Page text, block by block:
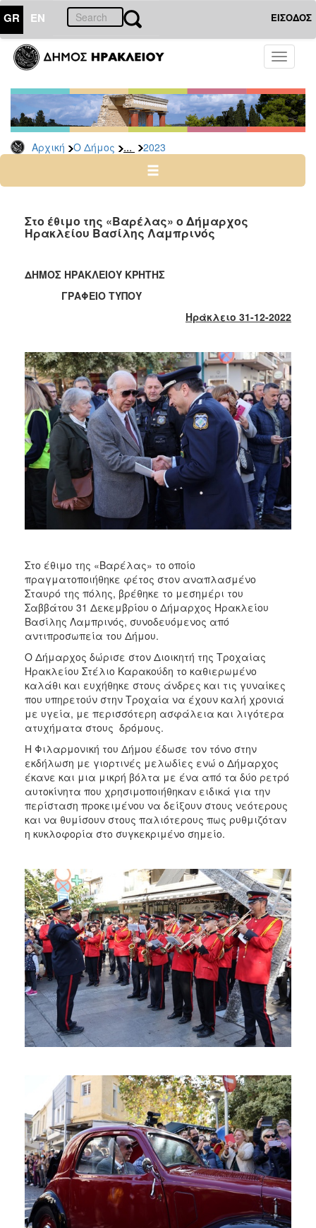
GR EN ΕΙΣΟΔΟΣ
Toggle
Αρχική Ο Δήμος ... 2023
ΔΗΜΟΣ
Δελτία
Τύπου
Αρχείο
2026
2024
2022
2020
2019
2016
2015
2013
2012
2010
2006
ΤΟΠΟΣ
ΠΟΛΙΤΙΣΜΟΣ
ΑΝΘΕΚΤΙΚΗ
ΠΟΛΗ
Στο έθιμο της «Βαρέλας» ο Δήμαρχος
Ηρακλείου Βασίλης Λαμπρινός
ΔΗΜΟΣ ΗΡΑΚΛΕΙΟΥ ΚΡΗΤΗΣ
ΓΡΑΦΕΙΟ ΤΥΠΟΥ
Ηράκλειο 31-12-2022
Στο έθιμο της «Βαρέλας» το οποίο
πραγματοποιήθηκε φέτος στον αναπλασμένο
Σταυρό της πόλης, βρέθηκε το μεσημέρι του
Σαββάτου 31 Δεκεμβρίου ο Δήμαρχος Ηρακλείου
Βασίλης Λαμπρινός, συνοδευόμενος από
αντιπροσωπεία του Δήμου.
Ο Δήμαρχος δώρισε στον Διοικητή της Τροχαίας
Ηρακλείου Στέλιο Καρακούδη το καθιερωμένο
καλάθι και ευχήθηκε στους άνδρες και τις γυναίκες
που υπηρετούν στην Τροχαία να έχουν καλή χρονιά
με υγεία, με περισσότερη ασφάλεια και λιγότερα
ατυχήματα στους δρόμους.
Η Φιλαρμονική του Δήμου έδωσε τον τόνο στην
εκδήλωση με γιορτινές μελωδίες ενώ ο Δήμαρχος
έκανε και μια μικρή βόλτα με ένα από τα δύο ρετρό
αυτοκίνητα που χρησιμοποιήθηκαν ειδικά για την
περίσταση προκειμένου να δείξουν στους νεότερους
και να θυμίσουν στους παλιότερους πως ρυθμιζόταν
η κυκλοφορία στο συγκεκριμένο σημείο.